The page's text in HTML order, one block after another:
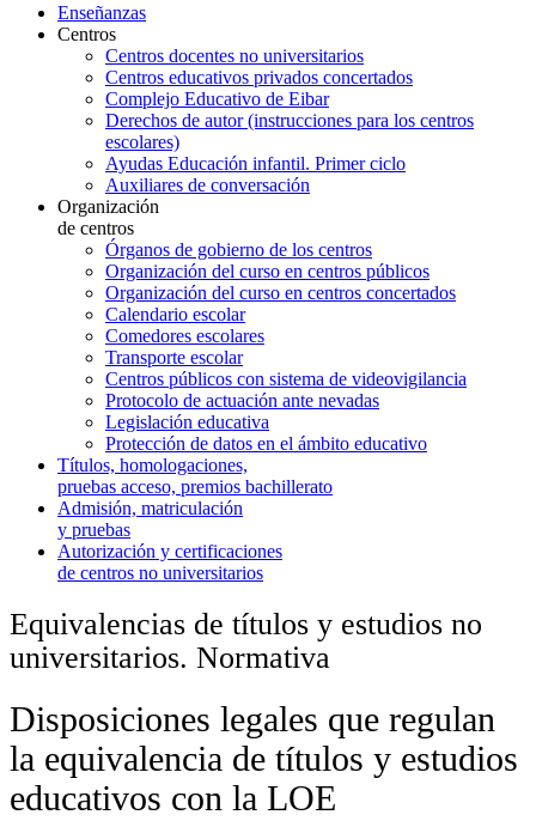
Enseñanzas
Centros
Centros docentes no universitarios
Centros educativos privados concertados
Complejo Educativo de Eibar
Derechos de autor (instrucciones para los centros
escolares)
Ayudas Educación infantil. Primer ciclo
Auxiliares de conversación
Organización
de centros
Órganos de gobierno de los centros
Organización del curso en centros públicos
Organización del curso en centros concertados
Calendario escolar
Comedores escolares
Transporte escolar
Centros públicos con sistema de videovigilancia
Protocolo de actuación ante nevadas
Legislación educativa
Protección de datos en el ámbito educativo
Títulos, homologaciones,
pruebas acceso, premios bachillerato
Admisión, matriculación
y pruebas
Autorización y certificaciones
de centros no universitarios
Equivalencias de títulos y estudios no
universitarios. Normativa
Disposiciones legales que regulan
la equivalencia de títulos y estudios
educativos con la LOE